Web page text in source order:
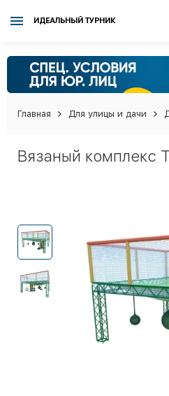
ИДЕАЛЬНЫЙ ТУРНИК
Главная Для улицы и дачи
Вязаный комплекс